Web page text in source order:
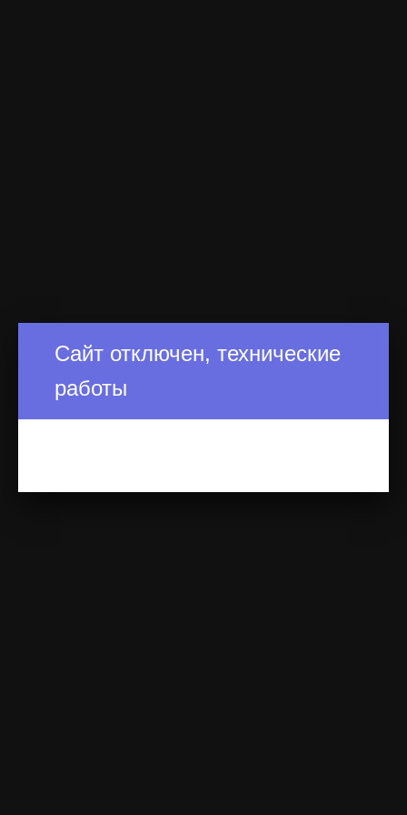
Сайт отключен, технические
работы